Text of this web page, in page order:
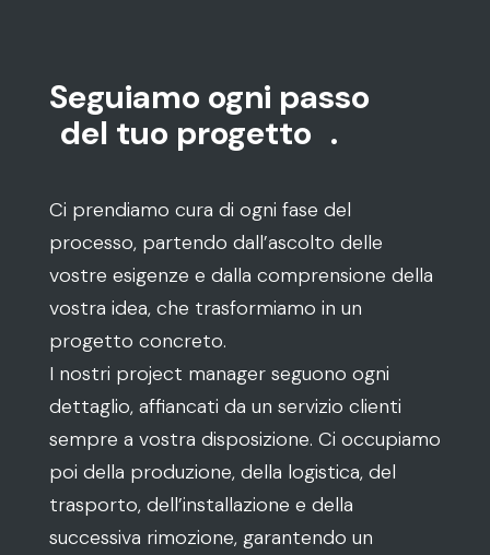
Seguiamo ogni passo
del tuo progetto .
Ci prendiamo cura di ogni fase del
processo, partendo dall’ascolto delle
vostre esigenze e dalla comprensione della
vostra idea, che trasformiamo in un
progetto concreto.
I nostri project manager seguono ogni
dettaglio, affiancati da un servizio clienti
sempre a vostra disposizione. Ci occupiamo
poi della produzione, della logistica, del
trasporto, dell’installazione e della
successiva rimozione, garantendo un